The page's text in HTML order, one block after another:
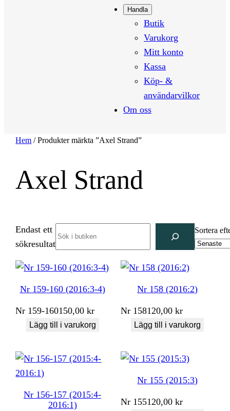
Handla
Butik
Varukorg
Mitt konto
Kassa
Köp- &
användarvilkor
Om oss
Hem / Produkter märkta ”Axel Strand”
Axel Strand
Endast ett
sökresultat
Sortera
Nr 159-160 (2016:3-4)
Nr 159-160150,00kr
Lägg till i varukorg
Nr 158 (2016:2)
Nr 158120,00kr
Lägg till i varukorg
Nr 156-157 (2015:4-
2016:1)
Nr 155 (2015:3)
Nr 155120,00kr